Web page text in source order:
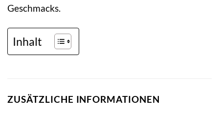
Geschmacks.
Inhalt
ZUSÄTZLICHE INFORMATIONEN